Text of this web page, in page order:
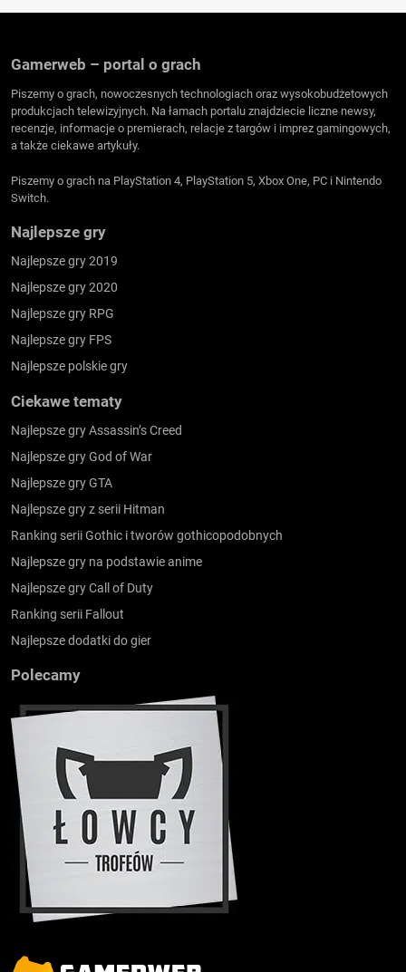
Gamerweb – portal o grach
Piszemy o grach, nowoczesnych technologiach oraz wysokobudżetowych
produkcjach telewizyjnych. Na łamach portalu znajdziecie liczne newsy,
recenzje, informacje o premierach, relacje z targów i imprez gamingowych,
a także ciekawe artykuły.
Piszemy o grach na PlayStation 4, PlayStation 5, Xbox One, PC i Nintendo
Switch.
Najlepsze gry
Najlepsze gry 2019
Najlepsze gry 2020
Najlepsze gry RPG
Najlepsze gry FPS
Najlepsze polskie gry
Ciekawe tematy
Najlepsze gry Assassin’s Creed
Najlepsze gry God of War
Najlepsze gry GTA
Najlepsze gry z serii Hitman
Ranking serii Gothic i tworów gothicopodobnych
Najlepsze gry na podstawie anime
Najlepsze gry Call of Duty
Ranking serii Fallout
Najlepsze dodatki do gier
Polecamy